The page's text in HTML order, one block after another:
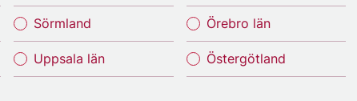
Sörmland
Uppsala län
Örebro län
Östergötland